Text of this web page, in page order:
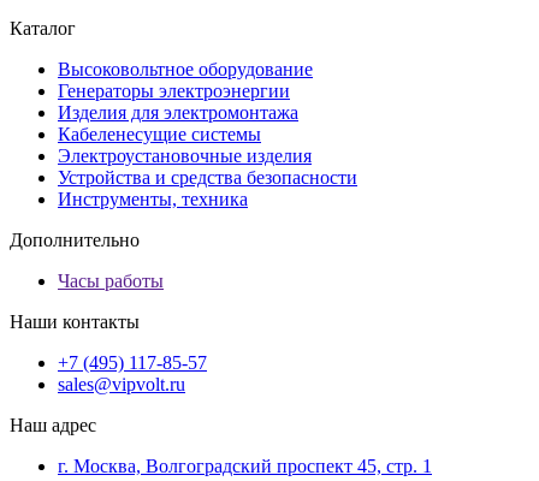
Каталог
Высоковольтное оборудование
Генераторы электроэнергии
Изделия для электромонтажа
Кабеленесущие системы
Электроустановочные изделия
Устройства и средства безопасности
Инструменты, техника
Дополнительно
Часы работы
Наши контакты
+7 (495) 117-85-57
sales@vipvolt.ru
Наш адрес
г. Москва, Волгоградский проспект 45, стр. 1